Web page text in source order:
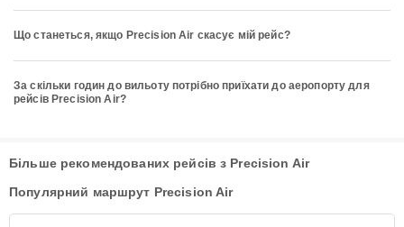
Що станеться, якщо Precision Air скасує мій рейс?
За скільки годин до вильоту потрібно приїхати до аеропорту для
рейсів Precision Air?
Більше рекомендованих рейсів з Precision Air
Популярний маршрут Precision Air